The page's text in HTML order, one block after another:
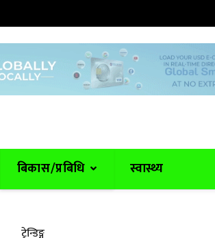
बिकास/प्रबिधि स्वास्थ्य
ट्रेन्डिङ्ग